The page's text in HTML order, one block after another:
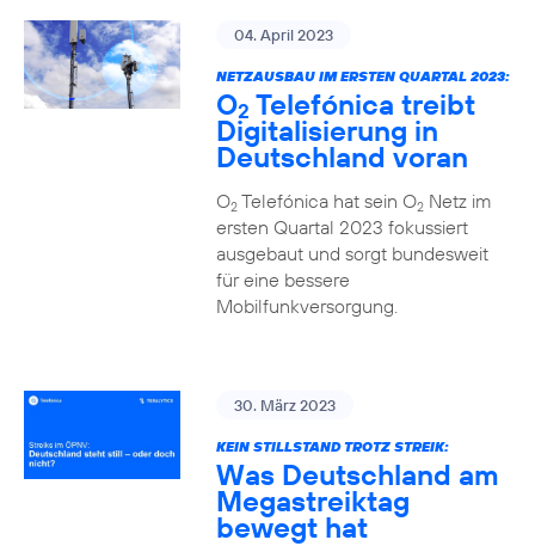
04. April 2023
NETZAUSBAU IM ERSTEN QUARTAL 2023:
O2 Telefónica treibt
Digitalisierung in
Deutschland voran
O2Telefónica hat sein O2Netz im
ersten Quartal 2023 fokussiert
ausgebaut und sorgt bundesweit
für eine bessere
Mobilfunkversorgung.
30. März 2023
KEIN STILLSTAND TROTZ STREIK:
Was Deutschland am
Megastreiktag
bewegt hat